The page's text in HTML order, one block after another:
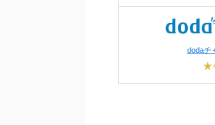
dodaチ